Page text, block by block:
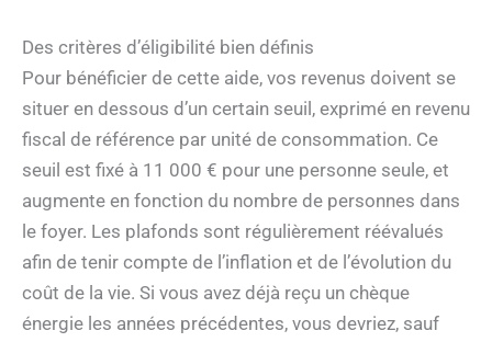
Des critères d’éligibilité bien définis
Pour bénéficier de cette aide, vos revenus doivent se
situer en dessous d’un certain seuil, exprimé en revenu
fiscal de référence par unité de consommation. Ce
seuil est fixé à 11 000 € pour une personne seule, et
augmente en fonction du nombre de personnes dans
le foyer. Les plafonds sont régulièrement réévalués
afin de tenir compte de l’inflation et de l’évolution du
coût de la vie. Si vous avez déjà reçu un chèque
énergie les années précédentes, vous devriez, sauf